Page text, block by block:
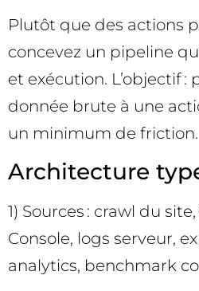
Plutôt que des actions
concevez un pipeline
et exécution. L’objectif :
donnée brute à une
un minimum de friction.
Architecture
1) Sources : crawl du
Console, logs serveur,
analytics, benchmark